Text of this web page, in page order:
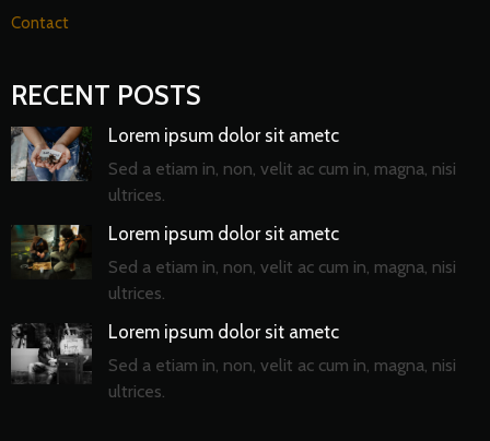
Contact
RECENT POSTS
Lorem ipsum dolor sit ametc
Sed a etiam in, non, velit ac cum in, magna, nisi
ultrices.
Lorem ipsum dolor sit ametc
Sed a etiam in, non, velit ac cum in, magna, nisi
ultrices.
Lorem ipsum dolor sit ametc
Sed a etiam in, non, velit ac cum in, magna, nisi
ultrices.